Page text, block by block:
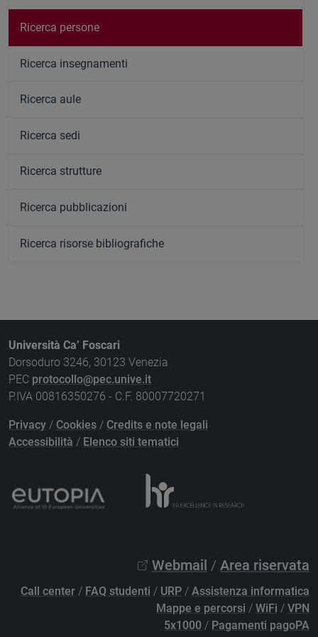
Ricerca persone
Ricerca insegnamenti
Ricerca aule
Ricerca sedi
Ricerca strutture
Ricerca pubblicazioni
Ricerca risorse bibliografiche
Università Ca’ Foscari
Dorsoduro 3246, 30123 Venezia
PEC protocollo@pec.unive.it
P.IVA 00816350276 - C.F. 80007720271
Privacy / Cookies / Credits e note legali
Accessibilità / Elenco siti tematici
Webmail / Area riservata
Call center / FAQ studenti / URP / Assistenza informatica
Mappe e percorsi / WiFi / VPN
5x1000 / Pagamenti pagoPA